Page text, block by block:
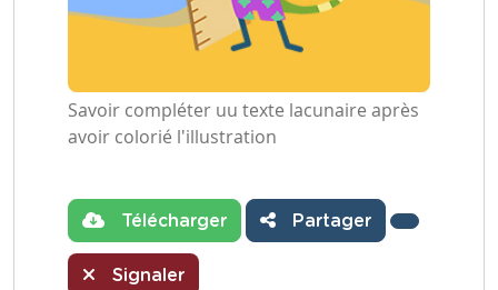
Savoir compléter uu texte lacunaire après
avoir colorié l'illustration
Télécharger Partager
Signaler